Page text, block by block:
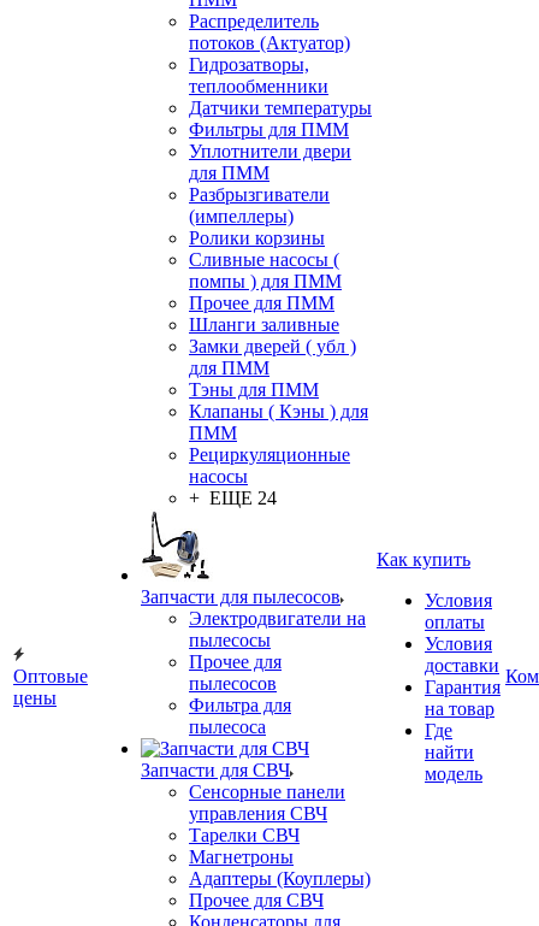
Оптовые
цены
Распределитель
потоков (Актуатор)
Гидрозатворы,
теплообменники
Датчики температуры
Фильтры для ПММ
Уплотнители двери
для ПММ
Разбрызгиватели
(импеллеры)
Ролики корзины
Сливные насосы (
помпы ) для ПММ
Прочее для ПММ
Шланги заливные
Замки дверей ( убл )
для ПММ
Тэны для ПММ
Клапаны ( Кэны ) для
ПММ
Рециркуляционные
насосы
+ ЕЩЕ 24
Запчасти для пылесосов
Электродвигатели на
пылесосы
Прочее для
пылесосов
Фильтра для
пылесоса
Запчасти для СВЧ
Сенсорные панели
управления СВЧ
Тарелки СВЧ
Магнетроны
Адаптеры (Коуплеры)
Прочее для СВЧ
Конденсаторы для
Как купить
Условия
оплаты
Условия
доставки
Гарантия
на товар
Где
найти
модель